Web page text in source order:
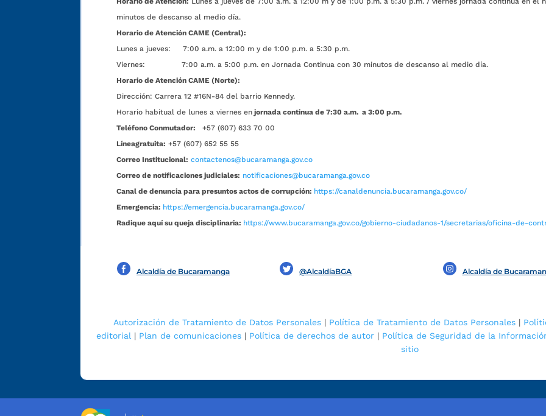
minutos de descanso al medio día.
Horario de Atención CAME (Central):
Lunes a jueves: 7:00 a.m. a 12:00 m y de 1:00 p.m. a 5:30 p.m.
Viernes: 7:00 a.m. a 5:00 p.m. en Jornada Continua con 30 minutos de descanso al medio día.
Horario de Atención CAME (Norte):
Dirección: Carrera 12 #16N-84 del barrio Kennedy.
Horario habitual de lunes a viernes en jornada continua de 7:30 a.m. a 3:00 p.m.
Teléfono Conmutador:
+57 (607) 633 70 00
Líneagratuita: +57 (607) 652 55 55
Correo Institucional: contactenos@bucaramanga.gov.co
Correo de notificaciones judiciales: notificaciones@bucaramanga.gov.co
Canal de denuncia para presuntos actos de corrupción: https://canaldenuncia.bucaramanga.gov.co/
Emergencia: https://emergencia.bucaramanga.gov.co/
Radique aquí su queja disciplinaria: https://www.bucaramanga.gov.co/gobierno-ciudadanos-1/secretarias/oficina-de-
Alcaldía de Bucaramanga @AlcaldíaBGA Alcaldía de
Autorización de Tratamiento de Datos Personales | Política de Tratamiento de Datos Personales |
editorial | Plan de comunicaciones | Política de derechos de autor | Política de Seguridad de la
sitio